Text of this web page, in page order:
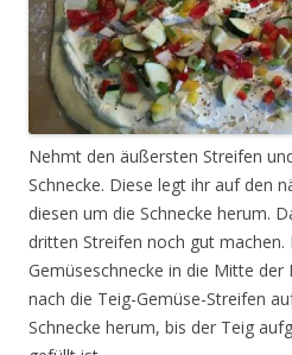
Nehmt den äußersten Streifen
Schnecke. Diese legt ihr auf den
diesen um die Schnecke herum.
dritten Streifen noch gut machen.
Gemüseschnecke in die Mitte
nach die Teig-Gemüse-Streifen
Schnecke herum, bis der Teig